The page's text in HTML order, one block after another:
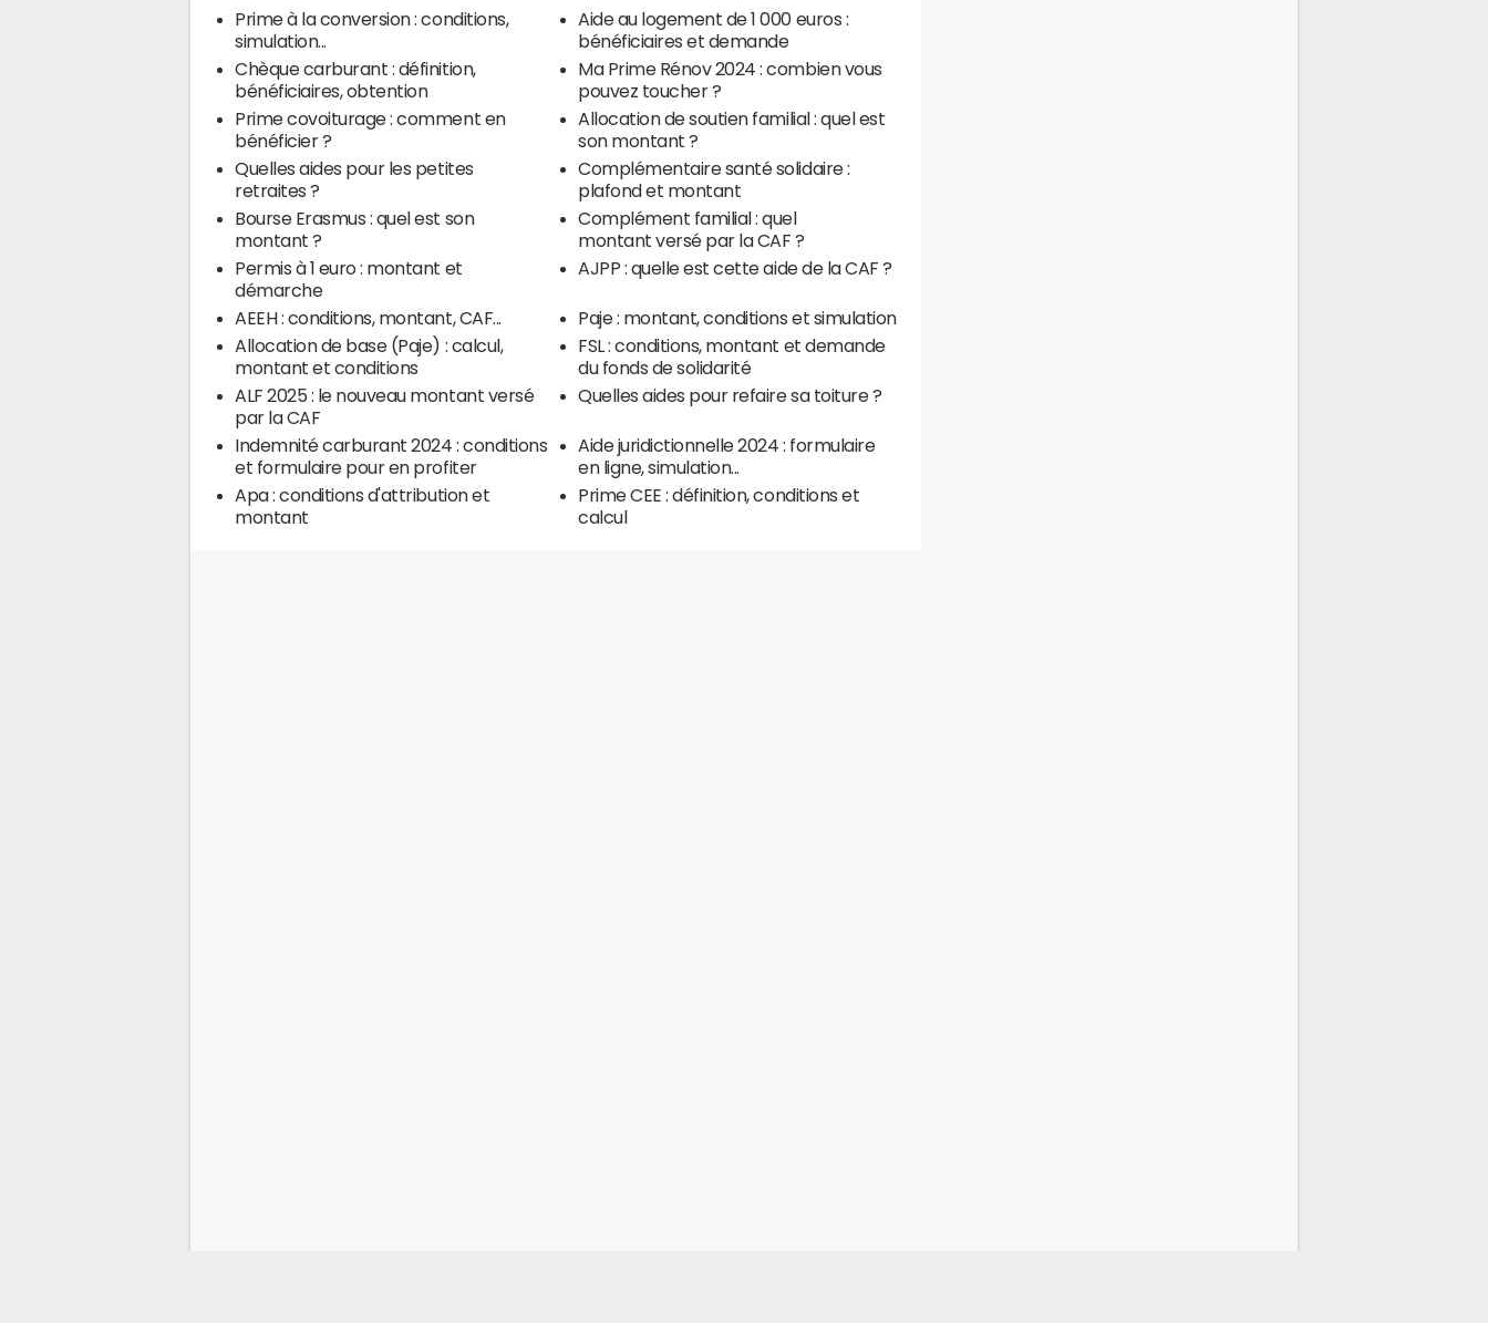
Prime à la conversion : conditions,
simulation...
Aide au logement de 1 000 euros :
bénéficiaires et demande
Chèque carburant : définition,
bénéficiaires, obtention
Ma Prime Rénov 2024 : combien vous
pouvez toucher ?
Prime covoiturage : comment en
bénéficier ?
Allocation de soutien familial : quel est
son montant ?
Quelles aides pour les petites
retraites ?
Complémentaire santé solidaire :
plafond et montant
Bourse Erasmus : quel est son
montant ?
Complément familial : quel
montant versé par la CAF ?
Permis à 1 euro : montant et
démarche
AJPP : quelle est cette aide de la CAF ?
AEEH : conditions, montant, CAF...
Paje : montant, conditions et simulation
Allocation de base (Paje) : calcul,
montant et conditions
FSL : conditions, montant et demande
du fonds de solidarité
ALF 2025 : le nouveau montant versé
par la CAF
Quelles aides pour refaire sa toiture ?
Indemnité carburant 2024 : conditions
et formulaire pour en profiter
Aide juridictionnelle 2024 : formulaire
en ligne, simulation...
Apa : conditions d'attribution et
montant
Prime CEE : définition, conditions et
calcul